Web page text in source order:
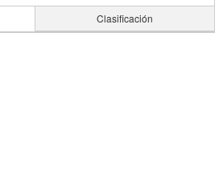
Clasificación